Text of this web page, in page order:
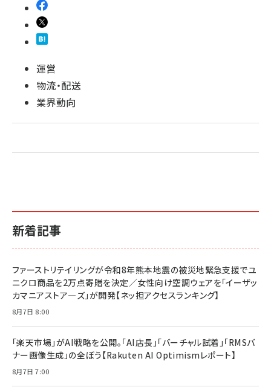
運営
物流・配送
業界動向
新着記事
ファーストリテイリングが令和8年熊本地震の被災地緊急支援でユ
ニクロ商品を2万点寄贈を決定／女性向け空調ウェアを「イーザッ
カマニアストア―ズ」が開発【ネッ担アクセスランキング】
8月7日 8:00
「楽天市場」がAI戦略を公開。「AI店長」「バーチャル試着」「RMSバ
ナー画像生成」の全ぼう【Rakuten AI Optimismレポート】
8月7日 7:00